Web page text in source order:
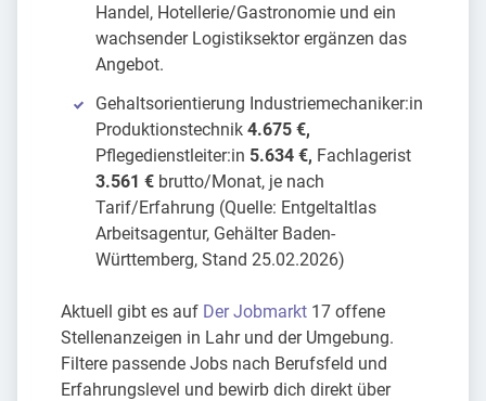
Handel, Hotellerie/Gastronomie und ein
wachsender Logistiksektor ergänzen das
Angebot.
Gehaltsorientierung Industriemechaniker:in
Produktionstechnik 4.675 €,
Pflegedienstleiter:in 5.634 €, Fachlagerist
3.561 € brutto/Monat, je nach
Tarif/Erfahrung (Quelle: Entgeltaltlas
Arbeitsagentur, Gehälter Baden-
Württemberg, Stand 25.02.2026)
Aktuell gibt es auf Der Jobmarkt 17 offene
Stellenanzeigen in Lahr und der Umgebung.
Filtere passende Jobs nach Berufsfeld und
Erfahrungslevel und bewirb dich direkt über